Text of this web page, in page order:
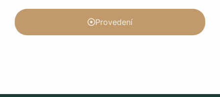
Provedení